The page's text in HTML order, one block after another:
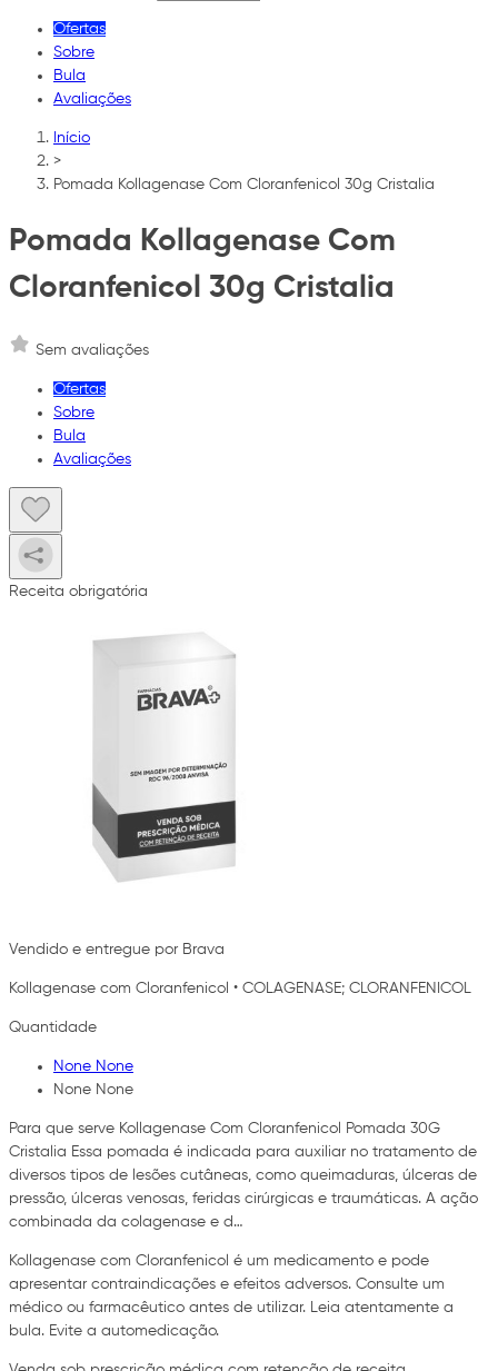
Ofertas
Sobre
Bula
Avaliações
Início
>
Pomada Kollagenase Com Cloranfenicol 30g Cristalia
Pomada Kollagenase Com
Cloranfenicol 30g Cristalia
Sem avaliações
Ofertas
Sobre
Bula
Avaliações
Receita obrigatória
Vendido e entregue por Brava
Kollagenase com Cloranfenicol • COLAGENASE; CLORANFENICOL
Quantidade
None None
None None
Para que serve Kollagenase Com Cloranfenicol Pomada 30G
Cristalia Essa pomada é indicada para auxiliar no tratamento de
diversos tipos de lesões cutâneas, como queimaduras, úlceras de
pressão, úlceras venosas, feridas cirúrgicas e traumáticas. A ação
combinada da colagenase e d…
Kollagenase com Cloranfenicol é um medicamento e pode
apresentar contraindicações e efeitos adversos. Consulte um
médico ou farmacêutico antes de utilizar. Leia atentamente a
bula. Evite a automedicação.